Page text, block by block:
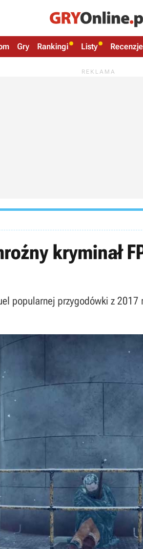
Gry Rankingi Listy Recenzje
kryminał
popularnej przygodówki z 2017